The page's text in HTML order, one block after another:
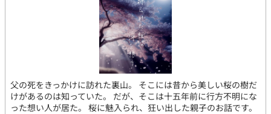
父の死をきっかけに訪れた裏山。 そこには昔から美しい桜の樹だ
けがあるのは知っていた。 だが、そこは十五年前に行方不明にな
った想い人が居た。 桜に魅入られ、狂い出した親子のお話です。